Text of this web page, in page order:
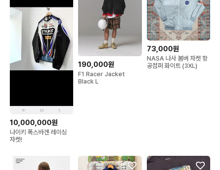
10,000,000원
나이키 폭스바겐 레이싱
자켓!
190,000원
F1 Racer Jacket
Black L
73,000원
NASA 나사 봄버 자켓 항
공점퍼 화이트 (3XL)